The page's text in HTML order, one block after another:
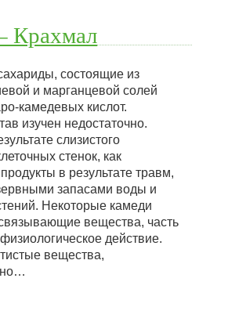
Крахмал
состоящие из
и марганцевой солей
камедевых кислот.
изучен недостаточно.
слизистого
стенок, как
в результате травм,
запасами воды и
Некоторые камеди
вещества, часть
действие.
вещества,